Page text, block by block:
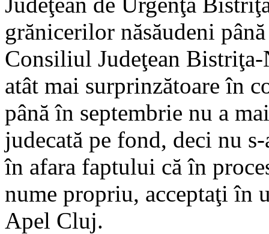
grănicerilor năsăudeni
Consiliul Judeţean Bistriţa-
atât mai surprinzătoare în
până în septembrie nu a
judecată pe fond, deci nu
în afara faptului că în
nume propriu, acceptaţi în
Apel Cluj.